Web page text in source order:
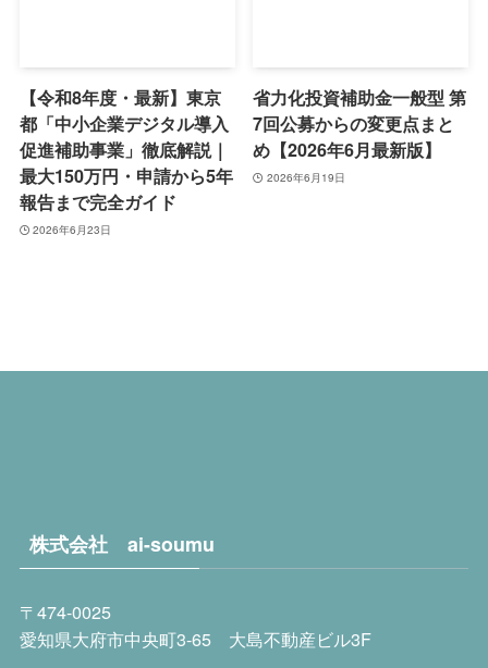
【令和8年度・最新】東京
都「中小企業デジタル導入
促進補助事業」徹底解説｜
最大150万円・申請から5年
報告まで完全ガイド
2026年6月23日
省力化投資補助金一般型 第
7回公募からの変更点まと
め【2026年6月最新版】
2026年6月19日
株式会社 ai-soumu
〒474-0025
愛知県大府市中央町3-65大島不動産ビル3F